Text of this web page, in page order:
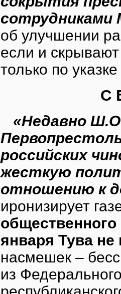
сотрудниками
об улучшении
если и
только по
С
«Недавно
российских
жесткую
отношению к
иронизирует
января Тува не
насмешек –
из